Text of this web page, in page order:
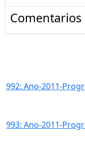
Comentarios